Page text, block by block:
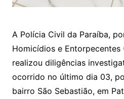
A Polícia Civil da Paraíba,
Homicídios e Entorpecentes
realizou diligências
ocorrido no último dia 03,
bairro São Sebastião, em